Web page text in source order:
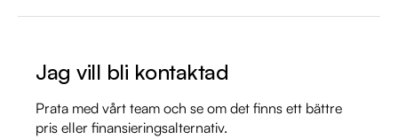
Besök
för att:
Jag vill bli kontaktad
Prata med vårt team och se om det finns ett bättre
pris eller finansieringsalternativ.